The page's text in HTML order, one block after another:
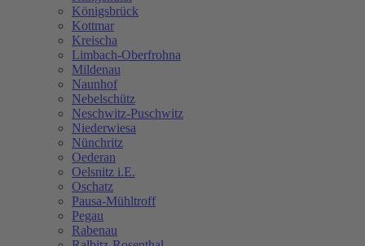
Königsbrück
Kottmar
Kreischa
Limbach-Oberfrohna
Mildenau
Naunhof
Nebelschütz
Neschwitz-Puschwitz
Niederwiesa
Nünchritz
Oederan
Oelsnitz i.E.
Oschatz
Pausa-Mühltroff
Pegau
Rabenau